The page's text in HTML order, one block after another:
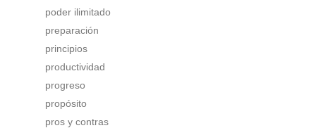
poder ilimitado
preparación
principios
productividad
progreso
propósito
pros y contras